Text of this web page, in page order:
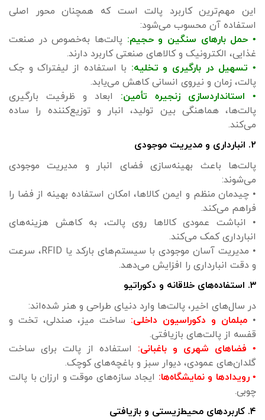
این مهم‌ترین کاربرد پالت است که همچنان محور اصلی
استفاده آن محسوب می‌شود:
• حمل بارهای سنگین و حجیم: پالت‌ها به‌خصوص در صنعت
غذایی، الکترونیک و کالاهای صنعتی کاربرد دارند.
• تسهیل در بارگیری و تخلیه: با استفاده از لیفتراک و جک
پالت، زمان و نیروی انسانی کاهش می‌یابد.
• استانداردسازی زنجیره تأمین: ابعاد و ظرفیت بارگیری
پالت‌ها، هماهنگی بین تولید، انبار و توزیع‌کننده را ساده
می‌کند.
۲. انبارداری و مدیریت موجودی
پالت‌ها باعث بهینه‌سازی فضای انبار و مدیریت موجودی
می‌شوند:
• چیدمان منظم و ایمن کالاها، امکان استفاده بهینه از فضا را
فراهم می‌کند.
• انباشت عمودی کالاها روی پالت، به کاهش هزینه‌های
انبارداری کمک می‌کند.
• مدیریت آسان موجودی با سیستم‌های بارکد یا RFID، سرعت
و دقت انبارداری را افزایش می‌دهد.
۳. استفاده‌های خلاقانه و دکوراتیو
در سال‌های اخیر، پالت‌ها وارد دنیای طراحی و هنر شده‌اند:
• مبلمان و دکوراسیون داخلی: ساخت میز، صندلی، تخت و
قفسه از پالت‌های بازیافتی.
• فضاهای شهری و باغبانی: استفاده از پالت برای ساخت
گلدان‌های عمودی، دیوار سبز و باغچه‌های کوچک.
• رویدادها و نمایشگاه‌ها: ایجاد سازه‌های موقت و ارزان با پالت
چوبی.
۴. کاربردهای محیط‌زیستی و بازیافتی